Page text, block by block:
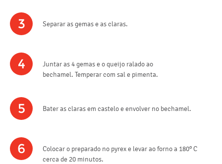
3 Separar as gemas e as claras.
4
Juntar as 4 gemas e o queijo ralado ao
bechamel. Temperar com sal e pimenta.
5 Bater as claras em castelo e envolver no bechamel.
6
Colocar o preparado no pyrex e levar ao forno a 180º C
cerca de 20 minutos.